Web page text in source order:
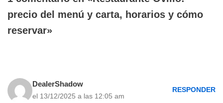
precio del menú y carta, horarios y cómo
reservar»
DealerShadow
el 13/12/2025 a las 12:05 am
RESPONDER